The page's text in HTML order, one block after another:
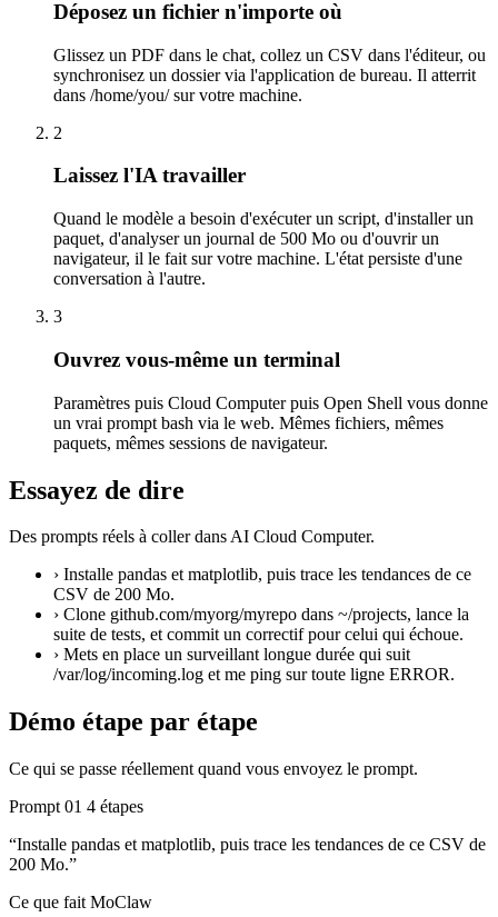
Déposez un fichier n'importe où
Glissez un PDF dans le chat, collez un CSV dans l'éditeur, ou
synchronisez un dossier via l'application de bureau. Il atterrit
dans /home/you/ sur votre machine.
2
Laissez l'IA travailler
Quand le modèle a besoin d'exécuter un script, d'installer un
paquet, d'analyser un journal de 500 Mo ou d'ouvrir un
navigateur, il le fait sur votre machine. L'état persiste d'une
conversation à l'autre.
3
Ouvrez vous-même un terminal
Paramètres puis Cloud Computer puis Open Shell vous donne
un vrai prompt bash via le web. Mêmes fichiers, mêmes
paquets, mêmes sessions de navigateur.
Essayez de dire
Des prompts réels à coller dans AI Cloud Computer.
› Installe pandas et matplotlib, puis trace les tendances de ce
CSV de 200 Mo.
› Clone github.com/myorg/myrepo dans ~/projects, lance la
suite de tests, et commit un correctif pour celui qui échoue.
› Mets en place un surveillant longue durée qui suit
/var/log/incoming.log et me ping sur toute ligne ERROR.
Démo étape par étape
Ce qui se passe réellement quand vous envoyez le prompt.
Prompt 01 4 étapes
“Installe pandas et matplotlib, puis trace les tendances de ce CSV de
200 Mo.”
Ce que fait MoClaw